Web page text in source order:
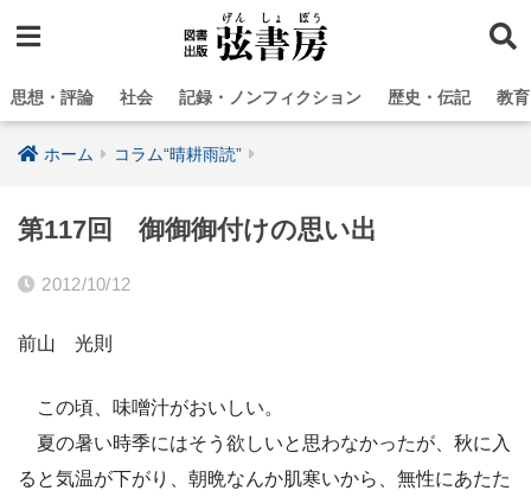
思想・評論 社会 記録・ノンフィクション 歴史・伝記 教
ホーム コラム“晴耕雨読”
第117回 御御御付けの思い出
2012/10/12
前山 光則
この頃、味噌汁がおいしい。
夏の暑い時季にはそう欲しいと思わなかったが、秋に入
ると気温が下がり、朝晩なんか肌寒いから、無性にあたた